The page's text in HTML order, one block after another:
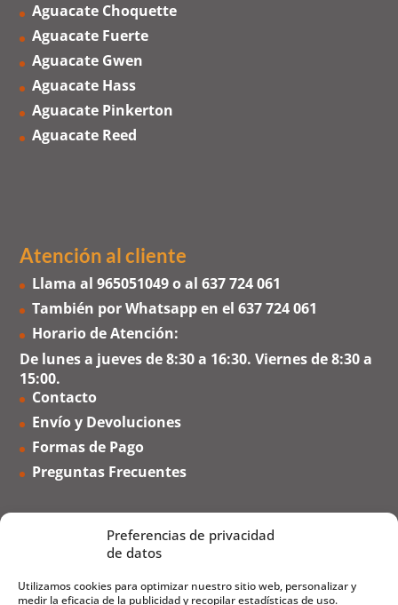
Preferencias de privacidad
de datos
Utilizamos cookies para optimizar nuestro sitio web, personalizar y
medir la eficacia de la publicidad y recopilar estadísticas de uso.
Aguacate Choquette
Aguacate Fuerte
Aguacate Gwen
Aguacate Hass
Aguacate Pinkerton
Aguacate Reed
Atención al cliente
Llama al965051049o al637 724 061
También por Whatsapp en el637 724 061
Horario de Atención:
De lunes a jueves de 8:30 a 16:30. Viernes de 8:30 a
15:00.
Contacto
Envío y Devoluciones
Formas de Pago
Preguntas Frecuentes